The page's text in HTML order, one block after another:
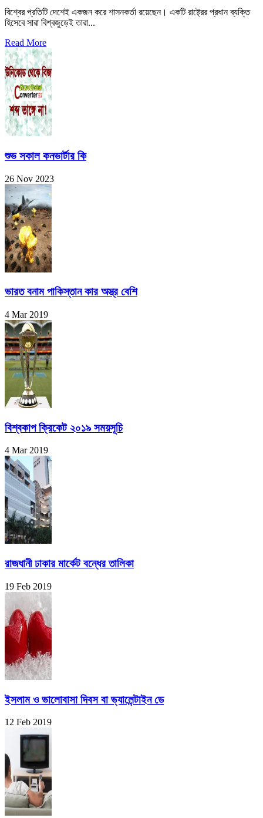
বিশ্বের প্রতিটি দেশেই একজন করে শাসনকর্তা রয়েছেন। একটি রাষ্ট্রের প্রধান ব্যক্তি
হিসেবে সারা বিশ্বজুড়েই তারা...
Read More
শুভ সকাল কনভার্টার কি
26 Nov 2023
ভারত বনাম পাকিস্তান কার অস্ত্র বেশি
4 Mar 2019
বিশ্বকাপ ক্রিকেট ২০১৯ সময়সূচি
4 Mar 2019
রাজধানী ঢাকার মার্কেট বন্ধের তালিকা
19 Feb 2019
ইসলাম ও ভালোবাসা দিবস বা ভ্যালেন্টাইন ডে
12 Feb 2019